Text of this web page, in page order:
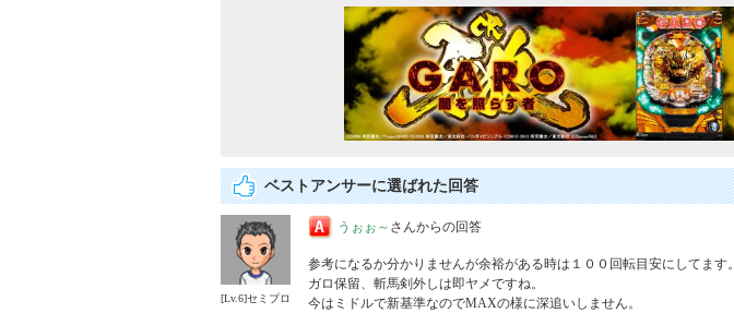
ベストアンサーに選ばれた回答
[Lv.6]セミプロ
うぉぉ～ さんからの回答
参考になるか分かりませんが余裕がある時は１００回転目安にしてます。
ガロ保留、斬馬剣外しは即ヤメですね。
今はミドルで新基準なのでMAXの様に深追いしません。